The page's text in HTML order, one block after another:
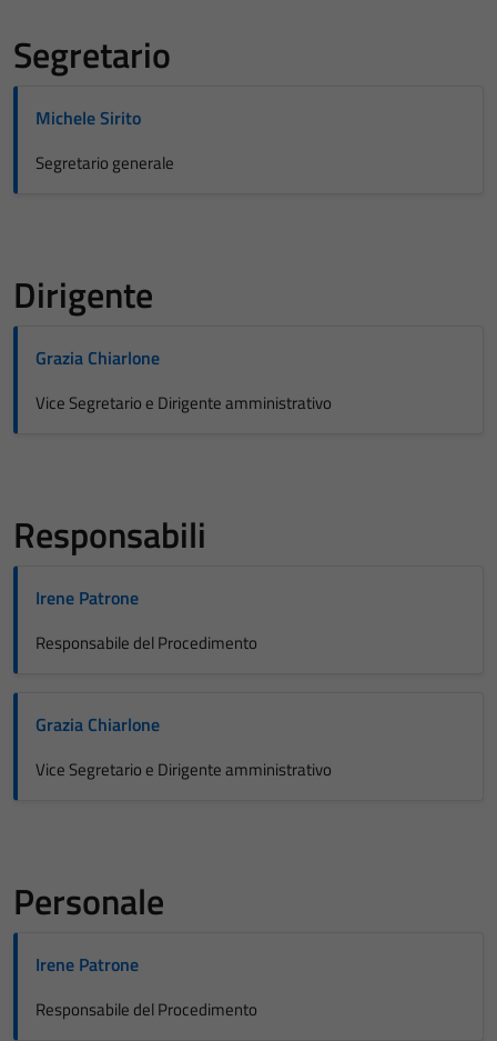
Segretario
Michele Sirito
Segretario generale
Dirigente
Grazia Chiarlone
Vice Segretario e Dirigente amministrativo
Responsabili
Irene Patrone
Responsabile del Procedimento
Grazia Chiarlone
Vice Segretario e Dirigente amministrativo
Personale
Irene Patrone
Responsabile del Procedimento